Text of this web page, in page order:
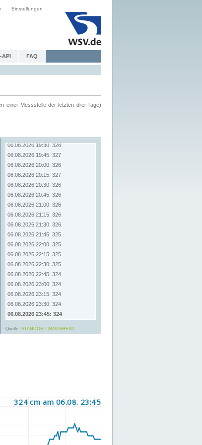
Einstellungen
API FAQ
einer Messstelle der letzten drei Tage)